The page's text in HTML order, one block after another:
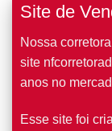
Site de
Nossa
site
anos no
Esse site foi